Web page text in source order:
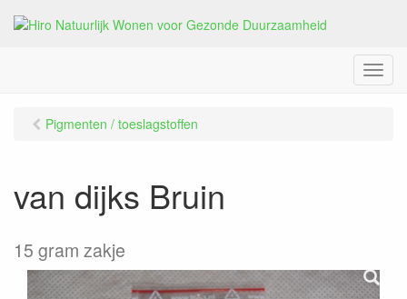
M
e
Pigmenten / toeslagstoffen
van dijks Bruin
15 gram zakje